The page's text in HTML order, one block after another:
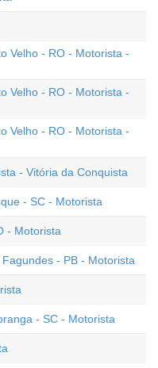
Velho - RO - Motorista -
Velho - RO - Motorista -
Velho - RO - Motorista -
- Vitória da Conquista
- SC - Motorista
- Motorista
- PB - Motorista
- SC - Motorista